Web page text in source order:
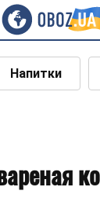
Напитки